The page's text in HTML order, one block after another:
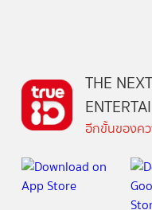
THE
อีกขั้นของค